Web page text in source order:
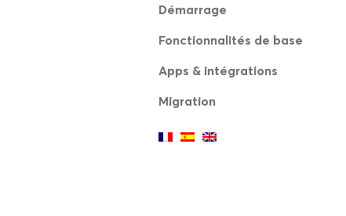
Démarrage
Fonctionnalités de base
Apps & intégrations
Migration